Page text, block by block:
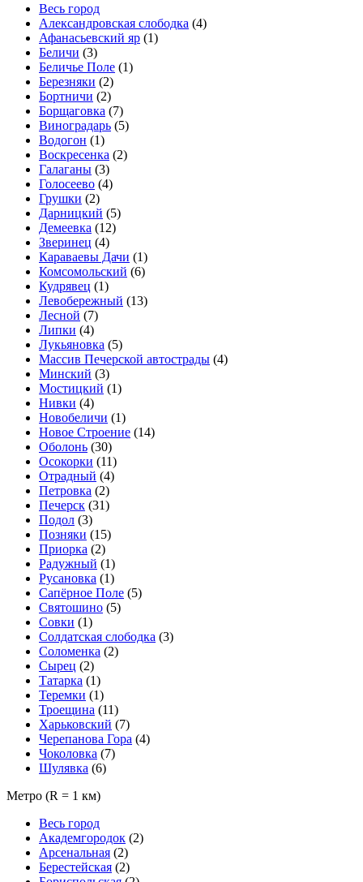
Весь город
Александровская слободка (4)
Афанасьевский яр (1)
Беличи (3)
Беличье Поле (1)
Березняки (2)
Бортничи (2)
Борщаговка (7)
Виноградарь (5)
Водогон (1)
Воскресенка (2)
Галаганы (3)
Голосеево (4)
Грушки (2)
Дарницкий (5)
Демеевка (12)
Зверинец (4)
Караваевы Дачи (1)
Комсомольский (6)
Кудрявец (1)
Левобережный (13)
Лесной (7)
Липки (4)
Лукьяновка (5)
Массив Печерской автострады (4)
Минский (3)
Мостицкий (1)
Нивки (4)
Новобеличи (1)
Новое Строение (14)
Оболонь (30)
Осокорки (11)
Отрадный (4)
Петровка (2)
Печерск (31)
Подол (3)
Позняки (15)
Приорка (2)
Радужный (1)
Русановка (1)
Сапёрное Поле (5)
Святошино (5)
Совки (1)
Солдатская слободка (3)
Соломенка (2)
Сырец (2)
Татарка (1)
Теремки (1)
Троещина (11)
Харьковский (7)
Черепанова Гора (4)
Чоколовка (7)
Шулявка (6)
Метро (R = 1 км)
Весь город
Академгородок (2)
Арсенальная (2)
Берестейская (2)